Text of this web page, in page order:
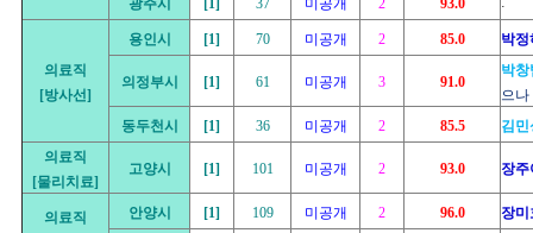
광주시
[1] 37 미공개 2 93.0
의료직
[방사선]
용인시 [1] 70 미공개 2 85.0 박
의정부시 [1] 61 미공개 3 91.0
박창
으
동두천시
[1] 36 미공개 2 85.5
김민
의료직
[물리치료]
고양시 [1] 101 미공개 2 93.0 장
의료직
안양시 [1] 109 미공개 2 96.0 장